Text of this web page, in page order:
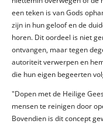
een teken is van Gods
zijn in hun geloof en de
horen. Dit oordeel is niet
ontvangen, maar tegen
autoriteit verwerpen en
die hun eigen begeerten
"Dopen met de Heilige
mensen te reinigen door
Bovendien is dit concept